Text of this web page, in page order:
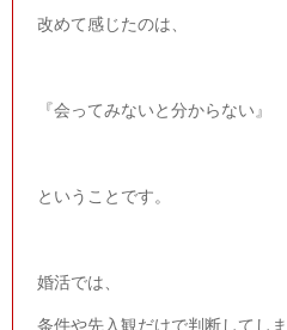
改めて感じたのは、
『会ってみないと分からない』
ということです。
婚活では、
条件や先入観だけで判断してし